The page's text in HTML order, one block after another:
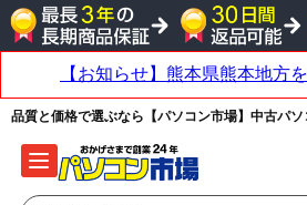
品質と価格で選ぶなら【パソコン市場】中古パソ